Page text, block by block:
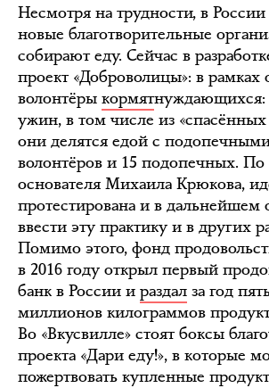
Несмотря на трудности, в
новые благотворительные
собирают еду. Сейчас в
проект «Доброволицы»: в рамках
волонтёры кормятнуждающихся:
ужин, в том числе из «спасённых
они делятся едой с
волонтёров и 15 подопечных. По
основателя Михаила Крюкова,
протестирована и в дальнейшем
ввести эту практику и в других
Помимо этого, фонд
в 2016 году открыл первый
банк в России и раздал за год
миллионов килограммов
Во «Вкусвилле» стоят боксы
проекта «Дари еду!», в которые
пожертвовать купленные